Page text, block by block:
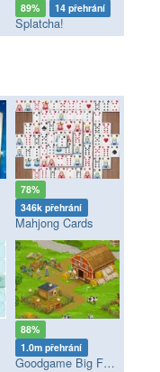
89% 14 přehrání
Splatcha!
78%
346k přehrání
Mahjong Cards
88%
1.0m přehrání
Goodgame Big Farm